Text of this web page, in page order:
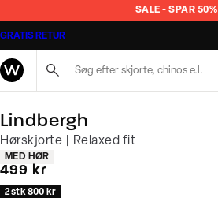
SALE - SPAR 50%
GRATIS RETUR
Lindbergh
Hørskjorte | Relaxed fit
Produkt egenskaber
MED HØR
I alt (inkl. rabat)
499 kr
2 stk 800 kr